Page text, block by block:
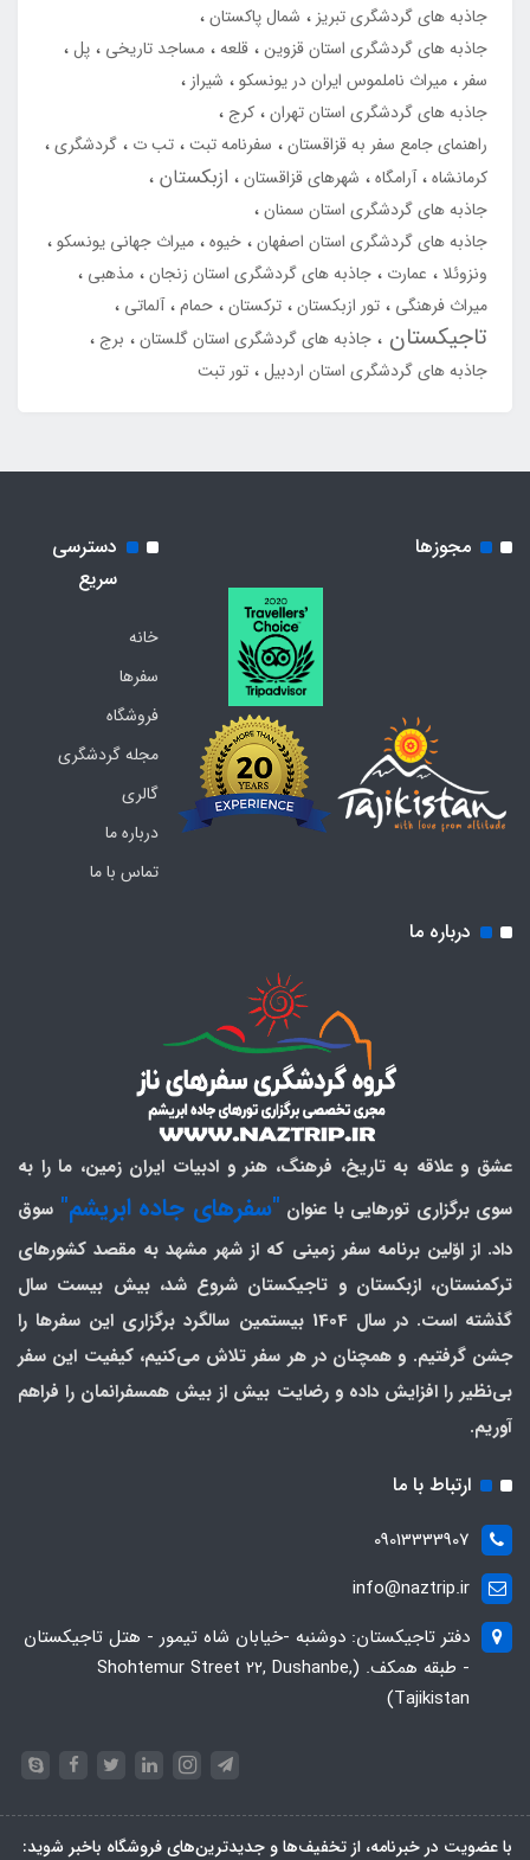
جاذبه های گردشگری تبریز
شمال پاکستان
جاذبه های گردشگری استان قزوین قلعه مساجد تاریخی
پل
سفر
میراث ناملموس ایران در یونسکو
شیراز
جاذبه های گردشگری استان تهران کرج
راهنمای جامع سفر به قزاقستان
سفرنامه تبت تب ت
گردشگری
کرمانشاه آرامگاه شهرهای قزاقستان ازبکستان
جاذبه های گردشگری استان سمنان
جاذبه های گردشگری استان اصفهان خیوه میراث جهانی یونسکو
ونزوئلا
عمارت جاذبه های گردشگری استان زنجان مذهبی
میراث فرهنگی
تور ازبکستان ترکستان حمام آلماتی
تاجیکستان جاذبه های گردشگری استان گلستان
برج
جاذبه های گردشگری استان اردبیل تور تبت
مجوزها
دسترسی
سریع
خانه
سفرها
فروشگاه
مجله گردشگری
گالری
درباره ما
تماس با ما
درباره ما
عشق و علاقه به تاریخ، فرهنگ، هنر و ادبیات ایران زمین، ما را به
سوی برگزاری تورهایی با عنوان "سفرهای جاده ابریشم" سوق
داد. از اوّلین برنامه سفر زمینی که از شهر مشهد به مقصد کشورهای
ترکمنستان، ازبکستان و تاجیکستان شروع شد، بیش بیست سال
گذشته است. در سال 1404 بیستمین سالگرد برگزاری این سفرها را
جشن گرفتیم. و همچنان در هر سفر تلاش می‌کنیم، کیفیت این سفر
بی‌نظیر را افزایش داده و رضایت بیش از بیش همسفرانمان را فراهم
آوریم.
ارتباط با ما
09013333907
info@naztrip.ir
دفتر تاجیکستان: دوشنبه -خیابان شاه تیمور - هتل تاجیکستان
- طبقه همکف. (Shohtemur Street 22, Dushanbe,
Tajikistan)
با عضویت در خبرنامه، از تخفیف‌ها و جدیدترین‌های فروشگاه باخبر شوید: